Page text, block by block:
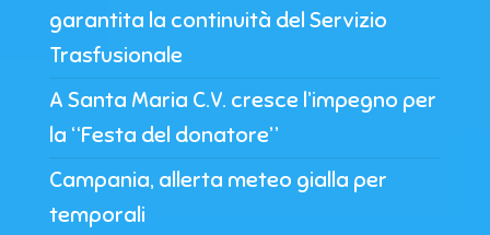
garantita la continuità del Servizio
Trasfusionale
A Santa Maria C.V. cresce l’impegno per
la “Festa del donatore”
Campania, allerta meteo gialla per
temporali